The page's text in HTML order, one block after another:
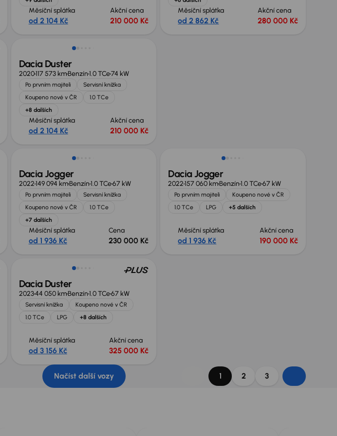
Měsíční splátka
od 2 104 Kč
Akční cena
210 000 Kč
Měsíční splátka
od 2 862 Kč
Akční cena
280 000 Kč
Možnost odpočtu DPH
Dacia Duster
2020117 573 kmBenzín1.0 TCe74 kW
Po prvním majiteli
Servisní knížka
Koupeno nové v ČR
1.0 TCe
+8 dalších
Měsíční splátka
od 2 104 Kč
Akční cena
210 000 Kč
Možnost odpočtu DPH
Dacia Jogger
2022149 094 kmBenzín1.0 TCe67 kW
Po prvním majiteli
Servisní knížka
Koupeno nové v ČR
1.0 TCe
+7 dalších
Měsíční splátka
od 1 936 Kč
Cena
230 000 Kč
Dacia Jogger
2022157 060 kmBenzín1.0 TCe67 kW
Po prvním majiteli
Koupeno nové v ČR
1.0 TCe
LPG +5 dalších
Měsíční splátka
od 1 936 Kč
Akční cena
190 000 Kč
Dacia Duster
202344 050 kmBenzín1.0 TCe67 kW
Servisní knížka
Koupeno nové v ČR
1.0 TCe
LPG +8 dalších
Měsíční splátka
od 3 156 Kč
Akční cena
325 000 Kč
Načíst další vozy 1 2 3